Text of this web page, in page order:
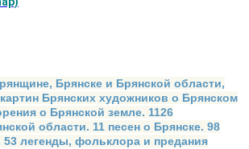
Брянске и Брянской области,
Брянских художников о Брянском
о Брянской земле. 1126
области. 11 песен о Брянске. 98
легенды, фольклора и предания